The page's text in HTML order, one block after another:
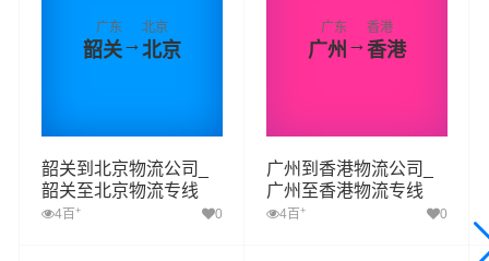
广东
韶关→
北京
北京
韶关到北京物流公司_
韶关至北京物流专线
4百 + 0
广东
广州 →
香港
香港
广州到香港物流公司_
广州至香港物流专线
4百 + 0